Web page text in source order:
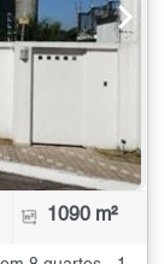
1090 m²